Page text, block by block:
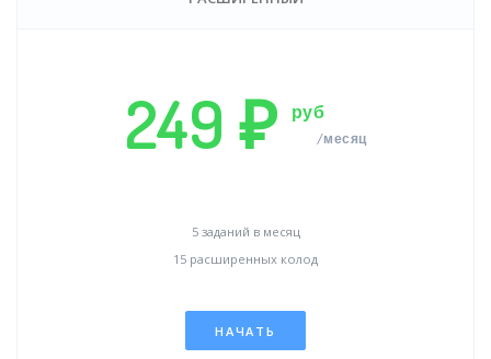
249 ₽ руб
/месяц
5 заданий в месяц
15 расширенных колод
НАЧАТЬ